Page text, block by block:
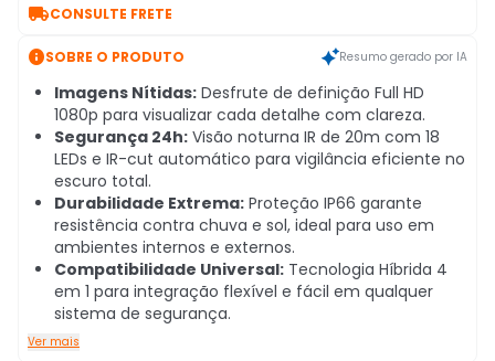
CONSULTE FRETE
SOBRE O PRODUTO Resumo gerado por IA
Imagens Nítidas: Desfrute de definição Full HD
1080p para visualizar cada detalhe com clareza.
Segurança 24h: Visão noturna IR de 20m com 18
LEDs e IR-cut automático para vigilância eficiente no
escuro total.
Durabilidade Extrema: Proteção IP66 garante
resistência contra chuva e sol, ideal para uso em
ambientes internos e externos.
Compatibilidade Universal: Tecnologia Híbrida 4
em 1 para integração flexível e fácil em qualquer
sistema de segurança.
Ver mais